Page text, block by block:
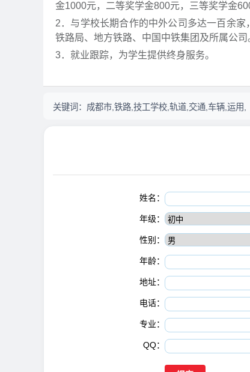
金1000元，二等奖学金800元，三等奖学金
2．与学校长期合作的中外公司多达一百余
铁路局、地方铁路、中国中铁集团及所属公司
3．就业跟踪，为学生提供终身服务。
关键词： 成都市,铁路,技工学校,轨道,交通,车辆,运用,
姓名：
年级：
性别：
年龄：
地址：
电话：
专业：
QQ：